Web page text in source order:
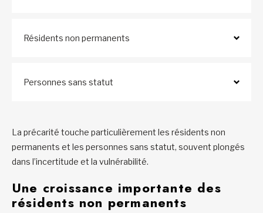
Résidents non permanents
Personnes sans statut
La précarité touche particulièrement les résidents non
permanents et les personnes sans statut, souvent plongés
dans l’incertitude et la vulnérabilité.
Une croissance importante des
résidents non permanents